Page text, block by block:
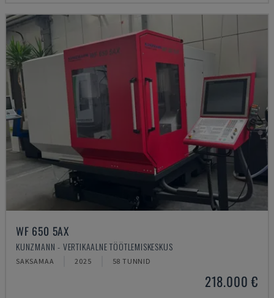
WF 650 5AX
KUNZMANN - VERTIKAALNE TÖÖTLEMISKESKUS
SAKSAMAA 2025 58 TUNNID
218.000 €